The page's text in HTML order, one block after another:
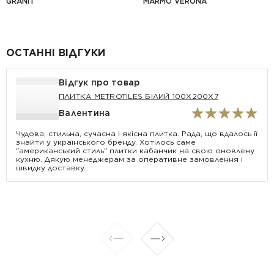
ОСТАННІ ВІДГУКИ
Відгук про товар
ПЛИТКА METROTILES БІЛИЙ 100X200X7
Валентина
Чудова, стильна, сучасна і якісна плитка. Рада, що вдалось її
знайти у українського бренду. Хотілось саме
"американський стиль" плитки кабанчик на свою оновлену
кухню. Дякую менеджерам за оперативне замовлення і
швидку доставку.